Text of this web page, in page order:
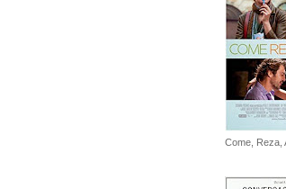
Come, Reza,